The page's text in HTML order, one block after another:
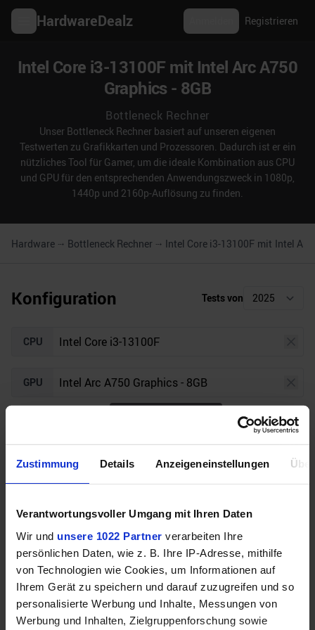
Zustimmung Details Anzeigeneinstellungen
Verantwortungsvoller Umgang mit Ihren Daten
Wir und unsere 1022 Partner verarbeiten Ihre
persönlichen Daten, wie z. B. Ihre IP-Adresse, mithilfe
von Technologien wie Cookies, um Informationen auf
Ihrem Gerät zu speichern und darauf zuzugreifen und so
personalisierte Werbung und Inhalte, Messungen von
Werbung und Inhalten, Zielgruppenforschung sowie
HardwareDealz Registrieren
Intel Core i3-13100F mit Intel Arc A750
Graphics - 8GB
Bottleneck Rechner
Unser Bottleneck Rechner basiert auf unseren eigenen
Testwerten zu Grafikkarten und Prozessoren. Dadurch ist er ein
nützliches Tool für Gamer, um die ideale Kombination aus CPU
und GPU für den entsprechenden Anwendungszweck in 1080p,
1440p und 2160p-Auflösung zu finden.
Hardware Bottleneck Rechner Intel Core i3-13100F mit Intel Arc
Konfiguration Tests von
CPU
GPU
Auflösung Raytracing
Unser Bottleneck Rechner befindet sich aktuell in
der Beta-Phase! Bugs und Fehler gerne bei uns auf
demDiscord melden. Vielen Dank!